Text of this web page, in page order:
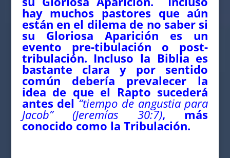
hay muchos pastores que aún
están en el dilema de no saber si
su Gloriosa Aparición es un
evento pre-tibulación o post-
tribulación. Incluso la Biblia es
bastante clara y por sentido
común debería prevalecer la
idea de que el Rapto sucederá
antes del “tiempo de angustia para
Jacob” (Jeremías 30:7), más
conocido como la Tribulación.